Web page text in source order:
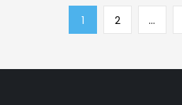
Page
1 Page
2 …